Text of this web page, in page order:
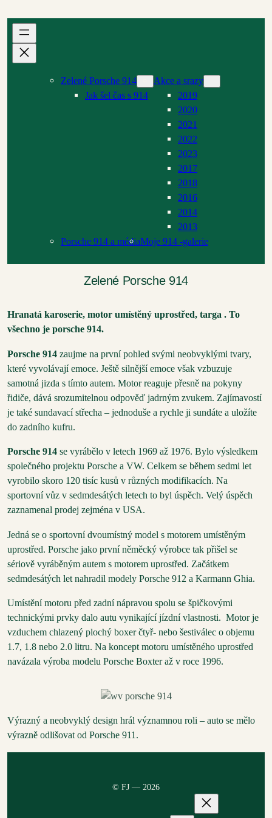
na
obsah
Zelené Porsche 914
Jak šel čas s 914
Akce a srazy
2019
2020
2021
2022
2023
2017
2018
2016
2014
2013
Porsche 914 a médiaMoje 914 -galerie
Zelené Porsche 914
Hranatá karoserie, motor umístěný uprostřed, targa . To
všechno je porsche 914.
Porsche 914 zaujme na první pohled svými neobvyklými tvary,
které vyvolávají emoce. Ještě silnější emoce však vzbuzuje
samotná jizda s tímto autem. Motor reaguje přesně na pokyny
řidiče, dává srozumitelnou odpověď jadrným zvukem. Zajímavostí
je také sundavací střecha – jednoduše a rychle ji sundáte a uložíte
do zadního kufru.
Porsche 914 se vyrábělo v letech 1969 až 1976. Bylo výsledkem
společného projektu Porsche a VW. Celkem se během sedmi let
vyrobilo skoro 120 tisíc kusů v různých modifikacích. Na
sportovní vůz v sedmdesátých letech to byl úspěch. Velý úspěch
zaznamenal prodej zejména v USA.
Jedná se o sportovní dvoumístný model s motorem umístěným
uprostřed. Porsche jako první něměcký výrobce tak přišel se
sériově vyráběným autem s motorem uprostřed. Začátkem
sedmdesátých let nahradil modely Porsche 912 a Karmann Ghia.
Umístění motoru před zadní nápravou spolu se špičkovými
technickými prvky dalo autu vynikající jízdní vlastnosti. Motor je
vzduchem chlazený plochý boxer čtyř- nebo šestiválec o objemu
1.7, 1.8 nebo 2.0 litru. Na koncept motoru umístěného uprostřed
navázala výroba modelu Porsche Boxter až v roce 1996.
Výrazný a neobvyklý design hrál významnou roli – auto se mělo
výrazně odlišovat od Porsche 911.
© FJ — 2026